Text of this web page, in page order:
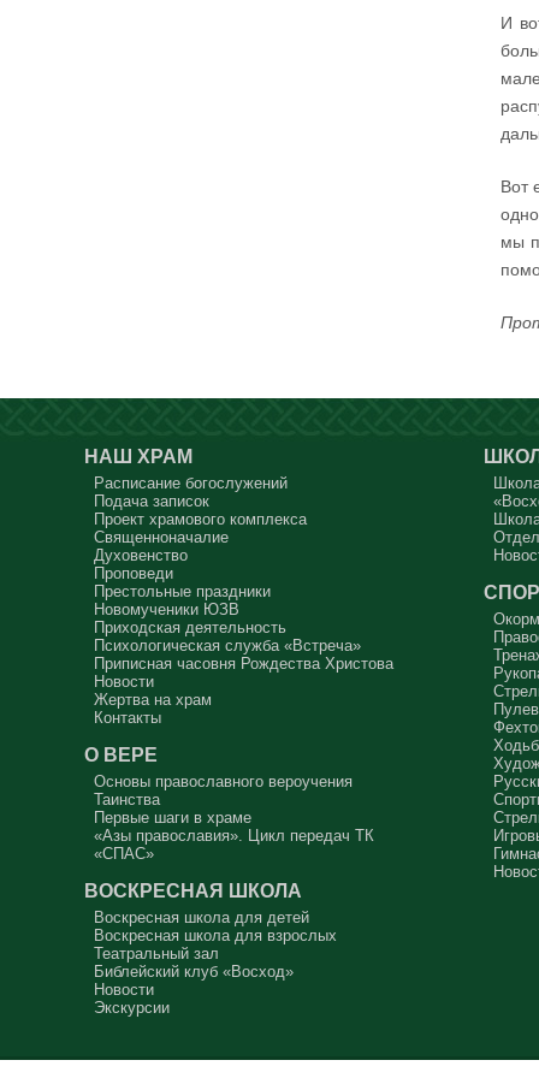
И
Вот
мы
НАШ ХРАМ
Расписание богослужений
Подача записок
Проект храмового комплекса
Священноначалие
Духовенство
Проповеди
Престольные праздники
Новомученики ЮЗВ
Приходская деятельность
Психологическая служба «Встреча»
Приписная часовня Рождества Христова
Новости
Жертва на храм
Контакты
О ВЕРЕ
Основы православного вероучения
Таинства
Первые шаги в храме
«Азы православия». Цикл передач ТК
«СПАС»
ВОСКРЕСНАЯ ШКОЛА
Воскресная школа для детей
Воскресная школа для взрослых
Театральный зал
Библейский клуб «Восход»
Новости
Экскурсии